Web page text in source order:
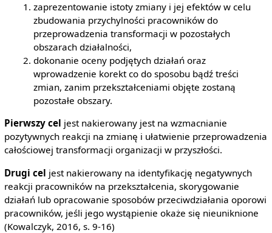
zaprezentowanie istoty zmiany i jej efektów w celu
zbudowania przychylności pracowników do
przeprowadzenia transformacji w pozostałych
obszarach działalności,
dokonanie oceny podjętych działań oraz
wprowadzenie korekt co do sposobu bądź treści
zmian, zanim przekształceniami objęte zostaną
pozostałe obszary.
Pierwszy cel jest nakierowany jest na wzmacnianie
pozytywnych reakcji na zmianę i ułatwienie przeprowadzenia
całościowej transformacji organizacji w przyszłości.
Drugi cel jest nakierowany na identyfikację negatywnych
reakcji pracowników na przekształcenia, skorygowanie
działań lub opracowanie sposobów przeciwdziałania oporowi
pracowników, jeśli jego wystąpienie okaże się nieuniknione
(Kowalczyk, 2016, s. 9-16)